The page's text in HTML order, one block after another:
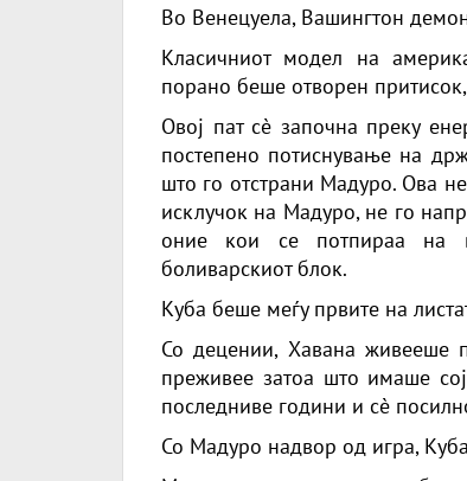
Во Венецуела, Вашингтон
Класичниот модел на
порано беше отворен
Овој пат сè започна преку
постепено потиснување на
што го отстрани Мадуро. Ова
исклучок на Мадуро, не го
оние кои се потпираа на
боливарскиот блок.
Куба беше меѓу првите на
Со децении, Хавана живееше
преживее затоа што имаше
последниве години и сè
Со Мадуро надвор од игра,